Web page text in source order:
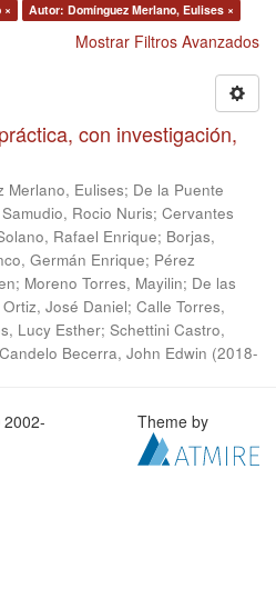
×
Autor: Domínguez Merlano, Eulises ×
Mostrar Filtros Avanzados
con investigación,
Merlano, Eulises; De la Puente
Rocio Nuris; Cervantes
Rafael Enrique; Borjas,
Germán Enrique; Pérez
; Moreno Torres, Mayilin; De las
José Daniel; Calle Torres,
Lucy Esther; Schettini Castro,
Candelo Becerra, John Edwin (2018-
Theme by